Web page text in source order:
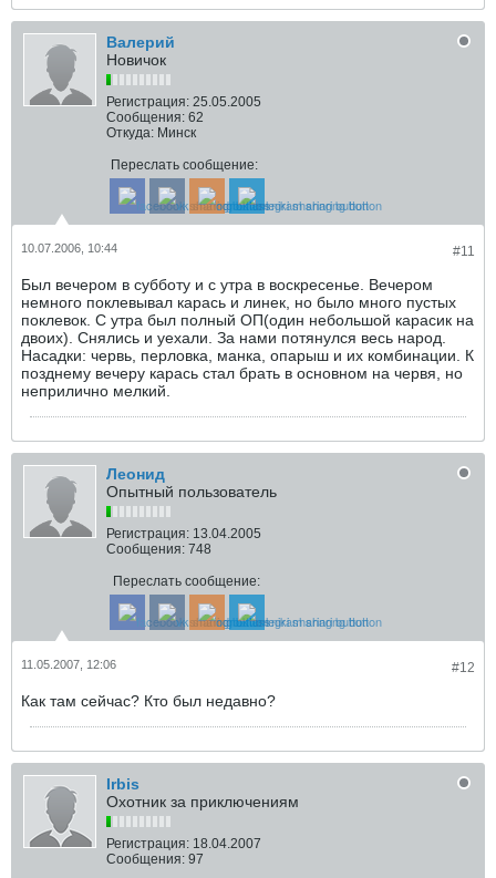
Валерий
Новичок
Регистрация: 25.05.2005
Сообщения: 62
Откуда: Минск
Переслать сообщение:
#11
10.07.2006, 10:44
Был вечером в субботу и с утра в воскресенье. Вечером
немного поклевывал карась и линек, но было много пустых
поклевок. С утра был полный ОП(один небольшой карасик на
двоих). Снялись и уехали. За нами потянулся весь народ.
Насадки: червь, перловка, манка, опарыш и их комбинации. К
позднему вечеру карась стал брать в основном на червя, но
неприлично мелкий.
Леонид
Опытный пользователь
Регистрация: 13.04.2005
Сообщения: 748
Переслать сообщение:
#12
11.05.2007, 12:06
Как там сейчас? Кто был недавно?
Irbis
Охотник за приключениям
Регистрация: 18.04.2007
Сообщения: 97